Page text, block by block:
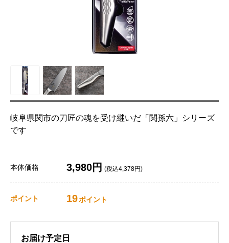
岐阜県関市の刀匠の魂を受け継いだ「関孫六」シリーズ
です
本体価格 3,980円 (税込4,378円)
ポイント 19ポイント
お届け予定日